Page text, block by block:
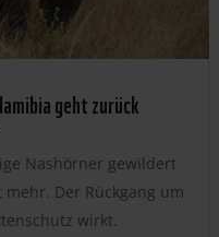
geht zurück
Nashörner gewildert
Der Rückgang um
wirkt.